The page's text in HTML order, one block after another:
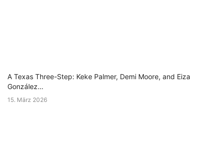
A Texas Three-Step: Keke Palmer, Demi Moore, and Eiza
González…
15. März 2026